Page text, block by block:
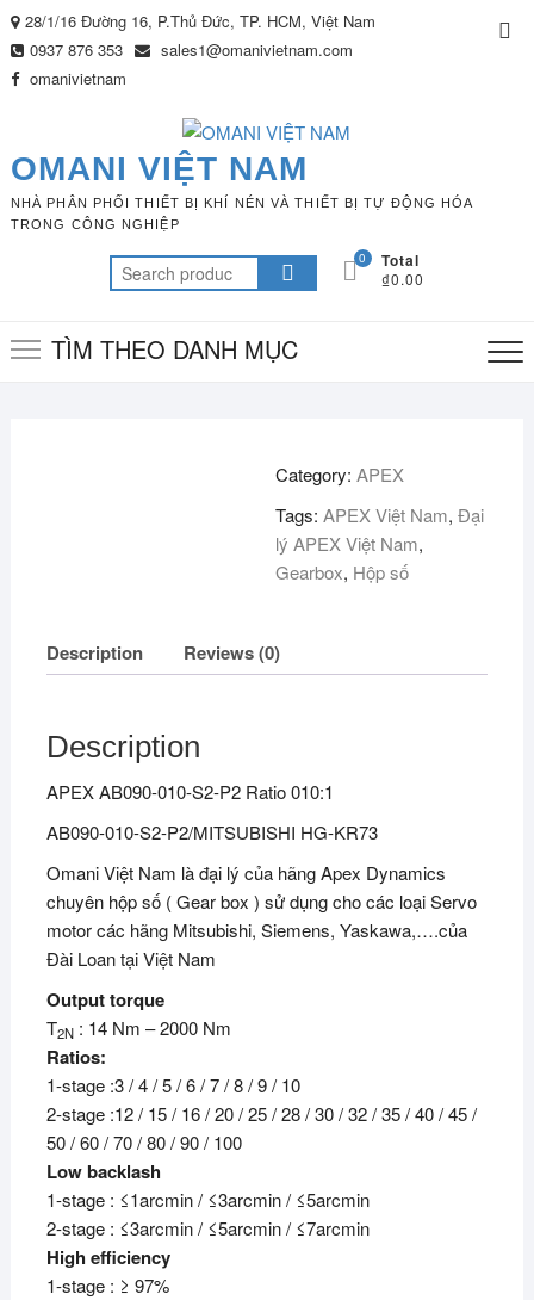
Skip
to
content
28/1/16 Đường 16, P.Thủ Đức, TP. HCM, Việt Nam
0937 876 353
sales1@omanivietnam.com
omanivietnam
OMANI VIỆT NAM
NHÀ PHÂN PHỐI THIẾT BỊ KHÍ NÉN VÀ THIẾT BỊ TỰ ĐỘNG HÓA
TRONG CÔNG NGHIỆP
Search
for:
0 Total
₫0.00
TÌM THEO DANH MỤC
Category:APEX
Tags:APEX Việt Nam,Đại
lý APEX Việt Nam,
Gearbox, Hộp số
Description Reviews (0)
Description
APEX AB090-010-S2-P2 Ratio 010:1
AB090-010-S2-P2/MITSUBISHI HG-KR73
Omani Việt Nam là đại lý của hãng Apex Dynamics
chuyên hộp số ( Gear box ) sử dụng cho các loại Servo
motor các hãng Mitsubishi, Siemens, Yaskawa,….của
Đài Loan tại Việt Nam
Output torque
T2N: 14 Nm – 2000 Nm
Ratios:
1-stage :3 / 4 / 5 / 6 / 7 / 8 / 9 / 10
2-stage :12 / 15 / 16 / 20 / 25 / 28 / 30 / 32 / 35 / 40 / 45 /
50 / 60 / 70 / 80 / 90 / 100
Low backlash
1-stage : ≤1arcmin / ≤3arcmin / ≤5arcmin
2-stage : ≤3arcmin / ≤5arcmin / ≤7arcmin
High efficiency
1-stage : ≥ 97%